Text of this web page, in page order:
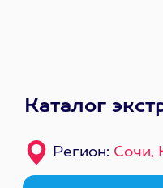
Каталог
Регион: Сочи,